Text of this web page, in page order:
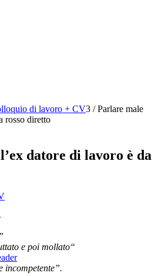
di lavoro + CV3 / Parlare male
rosso diretto
datore di lavoro è da
e poi mollato“
incompetente”.